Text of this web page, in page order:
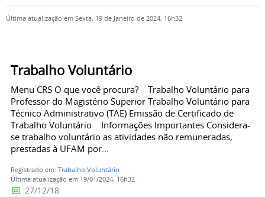
Última atualização em Sexta, 19 de Janeiro de 2024, 16h32
Trabalho Voluntário
Menu CRS O que você procura? Trabalho Voluntário para
Professor do Magistério Superior Trabalho Voluntário para
Técnico Administrativo (TAE) Emissão de Certificado de
Trabalho Voluntário Informações Importantes Considera-
se trabalho voluntário as atividades não remuneradas,
prestadas à UFAM por...
Registrado em: Trabalho Voluntário
Última atualização em 19/01/2024, 16h32
27/12/18